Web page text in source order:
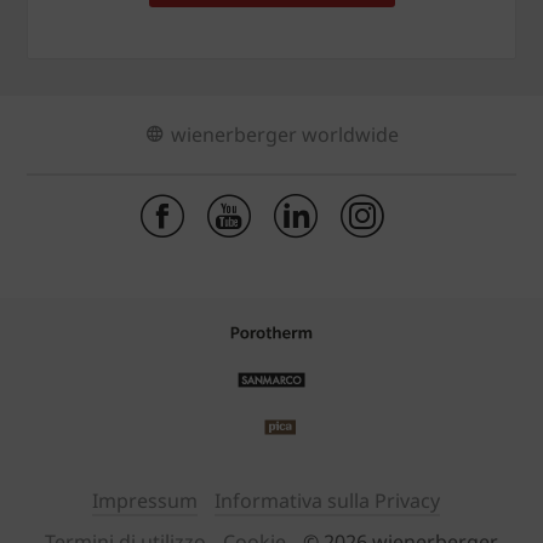
wienerberger worldwide
Impressum
Informativa sulla Privacy